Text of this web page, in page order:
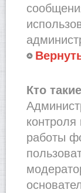
Кто
работы